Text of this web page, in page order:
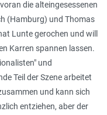
die alteingesessenen
(Hamburg) und Thomas
Lunte gerochen und will
Karren spannen lassen.
und
Teil der Szene arbeitet
und kann sich
entziehen, aber der